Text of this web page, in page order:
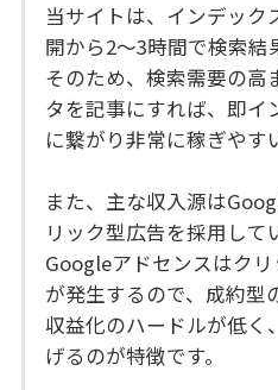
当サイトは、インデック
開から2〜3時間で検索結
そのため、検索需要の高
タを記事にすれば、即イ
に繋がり非常に稼ぎやす
また、主な収入源は
リック型広告を採用して
Googleアドセンスはク
が発生するので、成約型
収益化のハードルが低く
げるのが特徴です。